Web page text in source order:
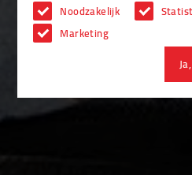
Noodzakelijk
Marketing